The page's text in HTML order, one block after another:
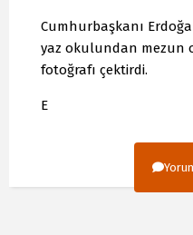
Cumhurbaşkanı
yaz okulundan mezun
fotoğrafı çektirdi.
E